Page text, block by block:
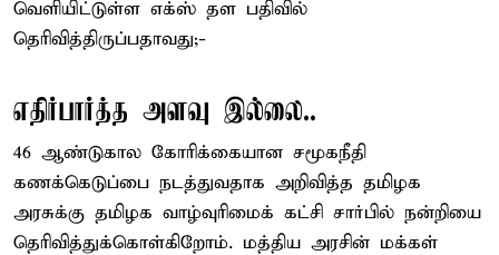
வெளியிட்டுள்ள எக்ஸ் தள பதிவில்
தெரிவித்திருப்பதாவது;-
எதிர்பார்த்த அளவு இல்லை..
46 ஆண்டுகால கோரிக்கையான சமூகநீதி
கணக்கெடுப்பை நடத்துவதாக அறிவித்த தமிழக
அரசுக்கு தமிழக வாழ்வுரிமைக் கட்சி சார்பில் நன்றியை
தெரிவித்துக்கொள்கிறோம். மத்திய அரசின் மக்கள்